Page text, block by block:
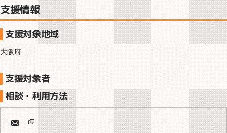
支援情報
支援対象地域
大阪府
支援対象者
相談・利用方法